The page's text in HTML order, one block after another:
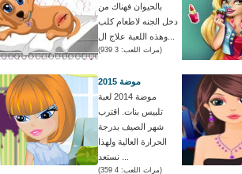
بالحيوان فهناك من
دخل الجنه لاطعام كلب
(مرات اللعب: 3 939)
موضة 2015
موضة 2014 لعبة
تلبيس بنات. اقترب
شهر الصيف بدرجة
الحرارة العالية ولهذا
(مرات اللعب: 4 359)